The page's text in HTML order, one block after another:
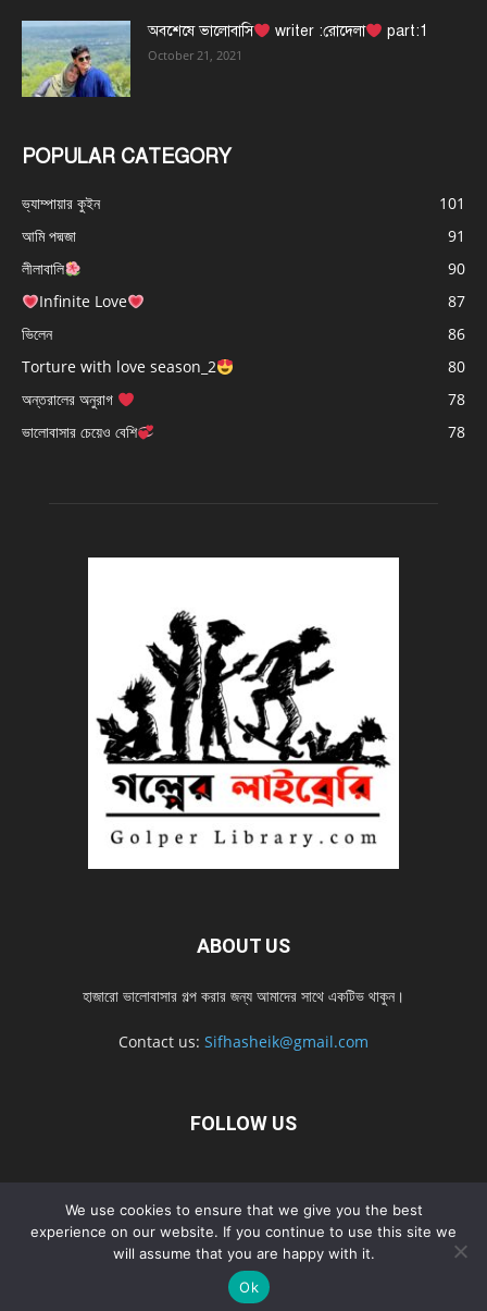
অবশেষে ভালোবাসি writer :রোদেলা part:1
October 21, 2021
POPULAR CATEGORY
ভ্যাম্পায়ার কুইন
101
আমি পদ্মজা
91
লীলাবালি
90
Infinite Love
87
ভিলেন
86
Torture with love season_2
80
অন্তরালের অনুরাগ
78
ভালোবাসার চেয়েও বেশি
78
ABOUT US
হাজারো ভালোবাসার গল্প করার জন্য আমাদের সাথে একটিভ থাকুন।
Contact us: Sifhasheik@gmail.com
FOLLOW US
Home Contact us Privacy Policy শ্রেনী
শ্রেনী – mobile
Home – mobile
নতুন সব গল্প নতুন সব গল্প – mobile
নতুন সব গল্প 2022
নতুন সব গল্প 2022 – mobile
© Golperlibrary.com
We use cookies to ensure that we give you the best
experience on our website. If you continue to use this site we
will assume that you are happy with it.
Ok